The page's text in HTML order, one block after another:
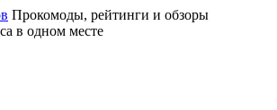
Прокомоды, рейтинги и обзоры
в одном месте